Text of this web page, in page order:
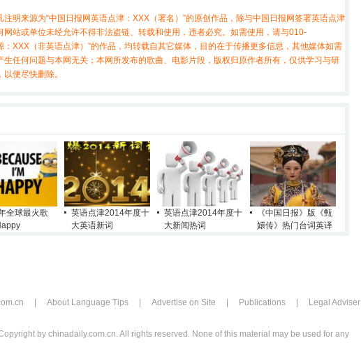
明来源为“中国日报网英语点津：XXX（署名）”的原创作品，除与中国日报网签署英语点津
网站或单位未经允许不得非法盗链、转载和使用，违者必究。如需使用，请与010-
XXX（非英语点津）”的作品，均转载自其它媒体，目的在于传播更多信息，其他媒体如需
任何问题与本网无关；本网所发布的歌曲、电影片段，版权归原作者所有，仅供学习与研
便尽快删除。
全球最火歌
英语点津2014年度十
大英语新词
英语点津2014年度十
大新闻热词
《中国日报》版《甄
嬛传》热门台词英译
About Language Tips Advertise on Site Publications Legal Adviser
by chinadaily.com.cn. All rights reserved. None of this material may be used for any